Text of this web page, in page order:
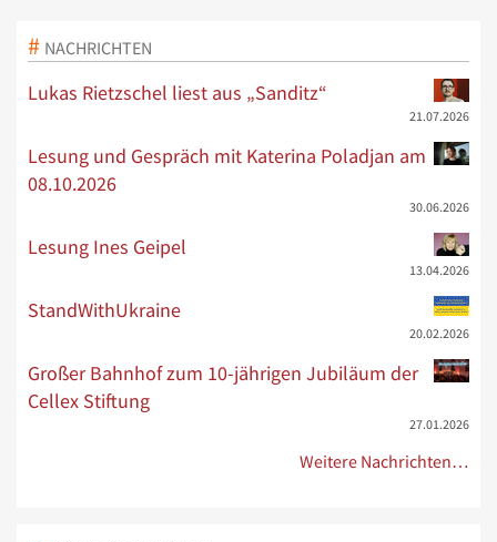
NACHRICHTEN
Lukas Rietzschel liest aus „Sanditz“
21.07.2026
Lesung und Gespräch mit Katerina Poladjan am
08.10.2026
30.06.2026
Lesung Ines Geipel
13.04.2026
StandWithUkraine
20.02.2026
Großer Bahnhof zum 10-jährigen Jubiläum der
Cellex Stiftung
27.01.2026
Weitere Nachrichten…